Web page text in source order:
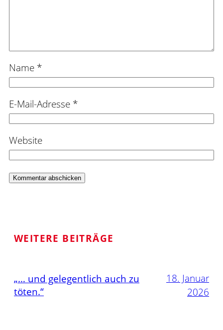
Name *
E-Mail-Adresse *
Website
WEITERE BEITRÄGE
„… und gelegentlich auch zu
töten.“
18. Januar
2026